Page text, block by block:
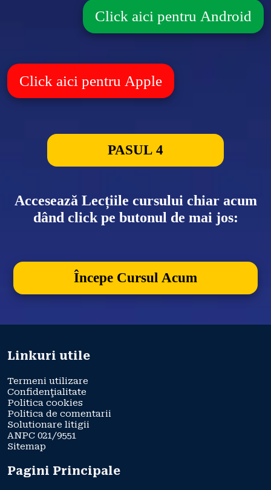
Click aici pentru Android
Click aici pentru Apple
PASUL 4
Accesează Lecțiile cursului chiar acum
dând click pe butonul de mai jos:
Începe Cursul Acum
Linkuri utile
Termeni utilizare
Confidenţialitate
Politica cookies
Politica de comentarii
Solutionare litigii
ANPC 021/9551
Sitemap
Pagini Principale